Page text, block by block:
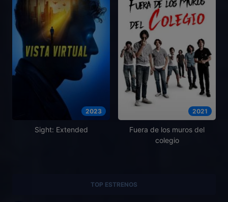
2023
Sight: Extended
2021
Fuera de los muros del
colegio
TOP ESTRENOS